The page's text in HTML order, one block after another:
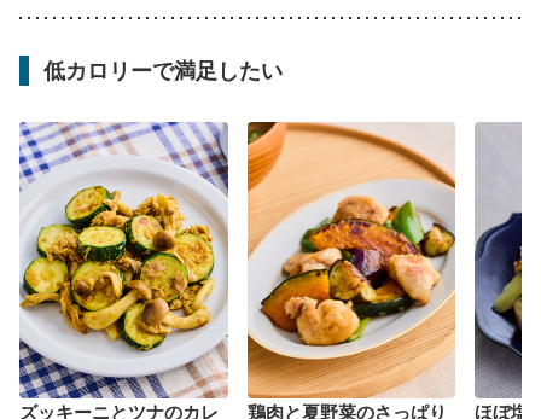
低カロリーで満足したい
ズッキーニとツナのカレ
鶏肉と夏野菜のさっぱり
ほぼ塩